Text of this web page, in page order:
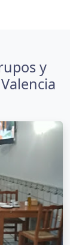
y